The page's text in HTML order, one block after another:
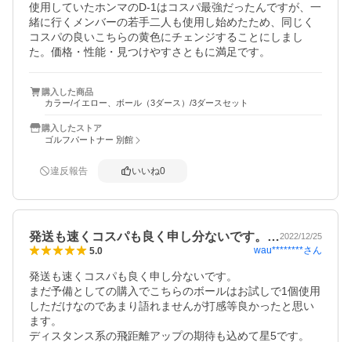
使用していたホンマのD-1はコスパ最強だったんですが、一
緒に行くメンバーの若手二人も使用し始めたため、同じく
コスパの良いこちらの黄色にチェンジすることにしまし
た。価格・性能・見つけやすさともに満足です。
購入した商品
カラー/イエロー、ボール（3ダース）/3ダースセット
購入したストア
ゴルフパートナー 別館
違反報告 いいね0
発送も速くコスパも良く申し分ないです。…2022/12/25
5.0 wau********さん
発送も速くコスパも良く申し分ないです。
まだ予備としての購入でこちらのボールはお試しで1個使用
しただけなのであまり語れませんが打感等良かったと思い
ます。
ディスタンス系の飛距離アップの期待も込めて星5です。